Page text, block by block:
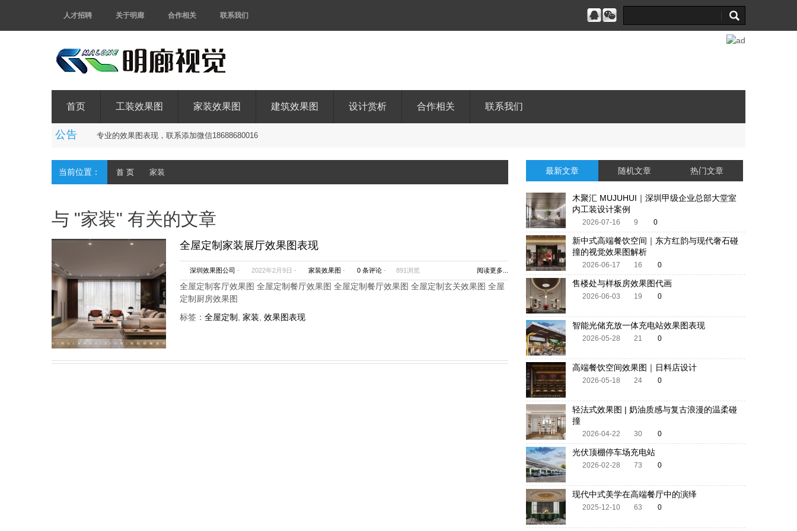
人才招聘 关于明廊 合作相关 联系我们
首页 工装效果图 家装效果图 建筑效果图 设计赏析 合作相关 联系我们
公告 专业的效果图表现 ， 联系添加微信18688680016
当前位置： 首 页 家装
与 "家装" 有关的文章
全屋定制家装展厅效果图表现
深圳效果图公司 - 2022年2月9日 - 家装效果图 - 0 条评论- 891浏览 阅读更多...
全屋定制客厅效果图 全屋定制餐厅效果图 全屋定制餐厅效果图 全屋定制玄关效果图 全屋
定制厨房效果图
标签： 全屋定制 家装 效果图表现
最新文章 随机文章 热门文章
木聚汇 MUJUHUI｜深圳甲级企业总部大堂室
内工装设计案例
2026-07-16 9 0
新中式高端餐饮空间｜东方红韵与现代奢石碰
撞的视觉效果图解析
2026-06-17 16 0
售楼处与样板房效果图代画
2026-06-03 19 0
智能光储充放一体充电站效果图表现
2026-05-28 21 0
高端餐饮空间效果图｜日料店设计
2026-05-18 24 0
轻法式效果图 | 奶油质感与复古浪漫的温柔碰
撞
2026-04-22 30 0
光伏顶棚停车场充电站
2026-02-28 73 0
现代中式美学在高端餐厅中的演绎
2025-12-10 63 0